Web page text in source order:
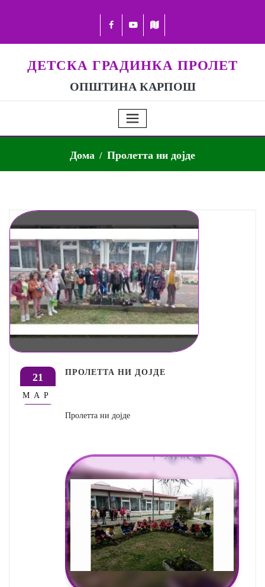
ДЕТСКА ГРАДИНКА ПРОЛЕТ
ОПШТИНА КАРПОШ
Дома Пролетта ни дојде
21
МАР
ПРОЛЕТТА НИ ДОЈДЕ
Пролетта ни дојде